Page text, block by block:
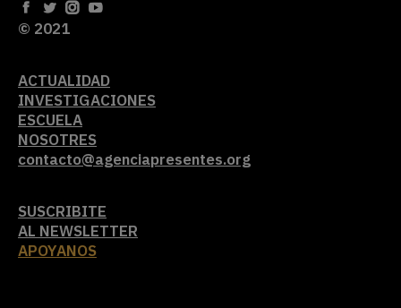
© 2021
ACTUALIDAD
INVESTIGACIONES
ESCUELA
NOSOTRES
contacto@agenciapresentes.org
SUSCRIBITE
AL NEWSLETTER
APOYANOS